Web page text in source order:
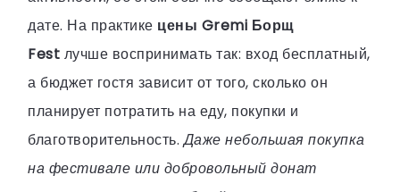
дате. На практике цены Gremi Борщ
Fest лучше воспринимать так: вход бесплатный,
а бюджет гостя зависит от того, сколько он
планирует потратить на еду, покупки и
благотворительность.Даже небольшая покупка
на фестивале или добровольный донат